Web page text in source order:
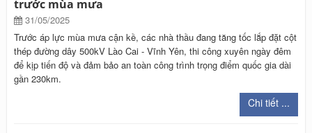
trước mùa mưa
31/05/2025
Trước áp lực mùa mưa cận kề, các nhà thầu đang tăng tốc lắp đặt cột
thép đường dây 500kV Lào Cai - Vĩnh Yên, thi công xuyên ngày đêm
để kịp tiến độ và đảm bảo an toàn công trình trọng điểm quốc gia dài
gần 230km.
Chi tiết ...